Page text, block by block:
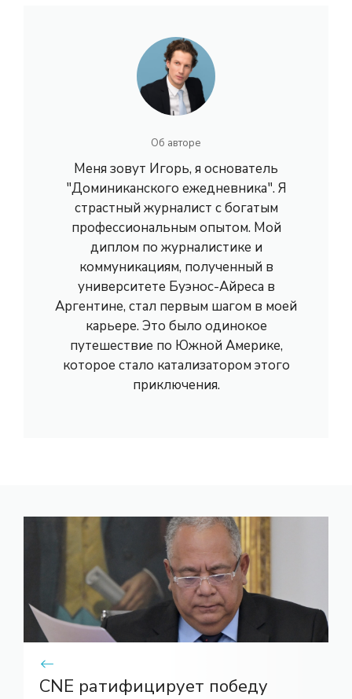
Об авторе
Меня зовут Игорь, я основатель
"Доминиканского ежедневника". Я
страстный журналист с богатым
профессиональным опытом. Мой
диплом по журналистике и
коммуникациям, полученный в
университете Буэнос-Айреса в
Аргентине, стал первым шагом в моей
карьере. Это было одинокое
путешествие по Южной Америке,
которое стало катализатором этого
приключения.
CNE ратифицирует победу